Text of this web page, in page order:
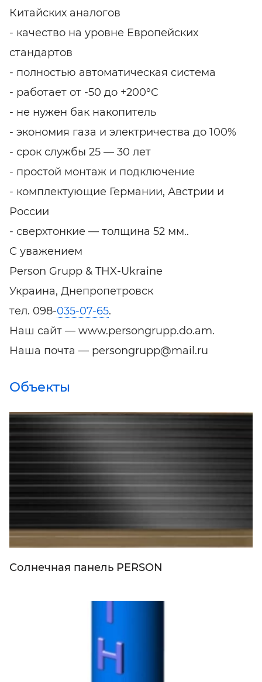
Китайских аналогов
- качество на уровне Европейских
стандартов
- полностью автоматическая система
- работает от -50 до +200°C
- не нужен бак накопитель
- экономия газа и электричества до 100%
- срок службы 25 — 30 лет
- простой монтаж и подключение
- комплектующие Германии, Австрии и
России
- сверхтонкие — толщина 52 мм..
С уважением
Person Grupp & THX-Ukraine
Украина, Днепропетровск
тел. 098-035-07-65.
Наш сайт — www.persongrupp.do.am.
Наша почта — persongrupp@mail.ru
Объекты
Солнечная панель PERSON